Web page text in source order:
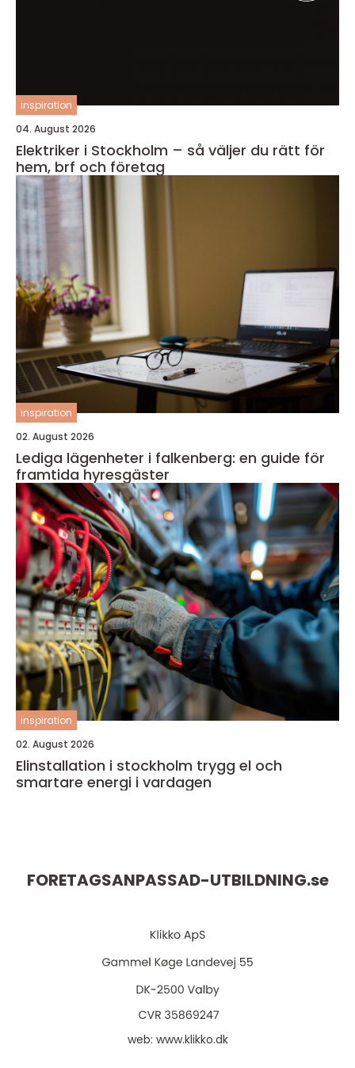
inspiration
04. August 2026
Elektriker i Stockholm – så väljer du rätt för
hem, brf och företag
inspiration
02. August 2026
Lediga lägenheter i falkenberg: en guide för
framtida hyresgäster
inspiration
02. August 2026
Elinstallation i stockholm trygg el och
smartare energi i vardagen
FORETAGSANPASSAD-UTBILDNING.se
web: www.klikko.dk